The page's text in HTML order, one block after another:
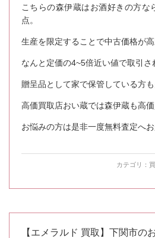
こちらの森伊蔵はお酒好きの方な
点。
生産を限定することで中古価格が
なんと定価の4~5倍近い値で取引さ
贈呈品として家で保管している方も
高価買取店おい蔵では森伊蔵も高
お悩みの方は是非一度無料査定へ
カテゴリ：
【エメラルド 買取】下関市の